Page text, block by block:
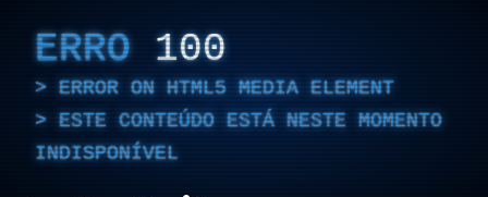
ERRO 100
ERROR ON HTML5 MEDIA ELEMENT
ESTE CONTEÚDO ESTÁ NESTE MOMENTO
INDISPONÍVEL